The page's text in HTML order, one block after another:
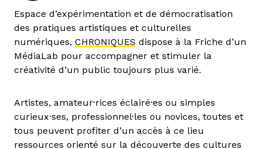
Espace d’expérimentation et de démocratisation
des pratiques artistiques et culturelles
numériques, CHRONIQUES dispose à la Friche d’un
MédiaLab pour accompagner et stimuler la
créativité d’un public toujours plus varié.
Artistes, amateur·rices éclairé·es ou simples
curieux·ses, professionnel·les ou novices, toutes et
tous peuvent profiter d’un accès à ce lieu
ressources orienté sur la découverte des cultures